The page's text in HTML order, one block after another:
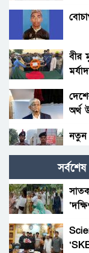
বীর
অর্থ
নতুন
গ্রহন।
সর্বশেষ